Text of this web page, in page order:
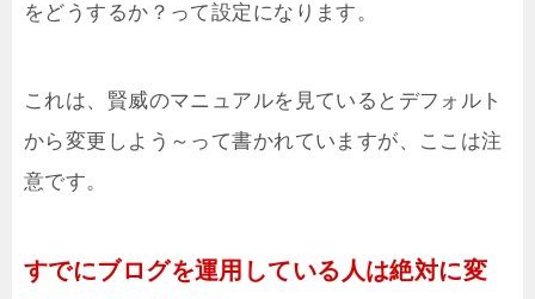
をどうするか？って設定になります。
これは、賢威のマニュアルを見ているとデフォルト
から変更しよう～って書かれていますが、ここは注
意です。
すでにブログを運用している人は絶対に変